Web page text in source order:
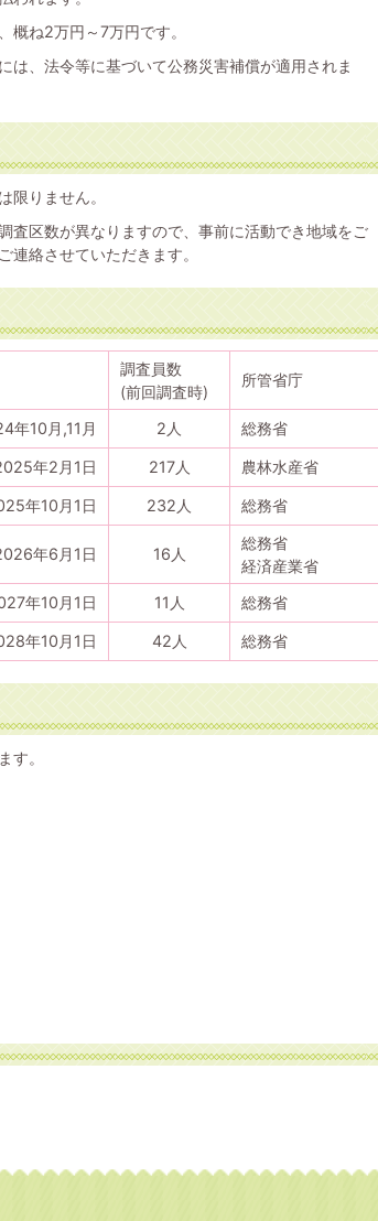
概ね2万円～7万円です。
は、法令等に基づいて公務災害補償が適用されま
限りません。
査区数が異なりますので、事前に活動でき地域をご
絡させていただきます。
調査員数
(前回調査時)
所管省庁
年10月,11月 2人 総務省
年2月1日 217人 農林水産省
年10月1日 232人 総務省
年6月1日 16人
総務省
経済産業省
年10月1日 11人 総務省
年10月1日 42人 総務省
す。